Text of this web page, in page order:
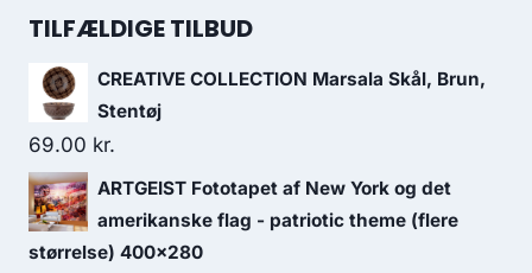
TILFÆLDIGE TILBUD
CREATIVE COLLECTION Marsala Skål, Brun,
Stentøj
69.00 kr.
ARTGEIST Fototapet af New York og det
amerikanske flag - patriotic theme (flere
størrelse) 400x280